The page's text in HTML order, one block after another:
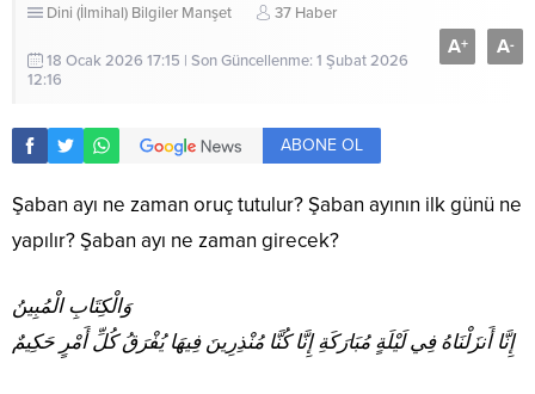
Dini (İlmihal) Bilgiler Manşet 37 Haber
18 Ocak 2026 17:15 | Son Güncellenme: 1 Şubat 2026
12:16
A+ A-
ABONE OL
Şaban ayı ne zaman oruç tutulur? Şaban ayının ilk günü ne
yapılır? Şaban ayı ne zaman girecek?
وَالْكِتَابِ الْمُبِينُ
إِنَّا أَنزَلْنَاهُ فِي لَيْلَةٍ مُبَارَكَةِ إِنَّا كُنَّا مُنْذِرِينَ فِيهَا يُفْرَقُ كُلِّ أَمْرٍ حَكِيمٌ